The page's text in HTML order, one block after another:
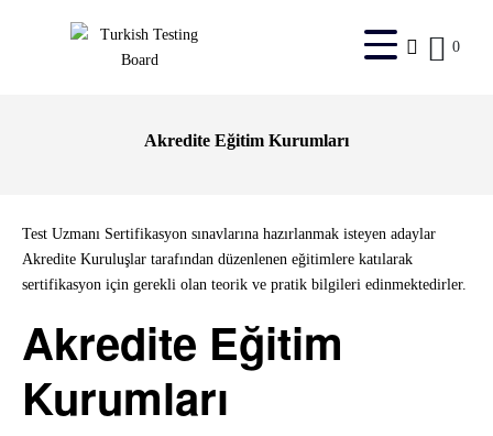
0
Akredite Eğitim Kurumları
Test Uzmanı Sertifikasyon sınavlarına hazırlanmak isteyen adaylar
Akredite Kuruluşlar tarafından düzenlenen eğitimlere katılarak
sertifikasyon için gerekli olan teorik ve pratik bilgileri edinmektedirler.
Akredite Eğitim
Kurumları